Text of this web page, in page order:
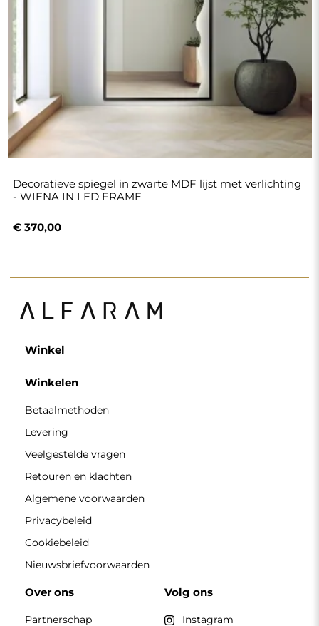
Decoratieve spiegel in zwarte MDF lijst met verlichting
- WIENA IN LED FRAME
€ 370,00
Winkel
Winkelen
Betaalmethoden
Levering
Veelgestelde vragen
Retouren en klachten
Algemene voorwaarden
Privacybeleid
Cookiebeleid
Nieuwsbriefvoorwaarden
Over ons
Partnerschap
Volg ons
Instagram